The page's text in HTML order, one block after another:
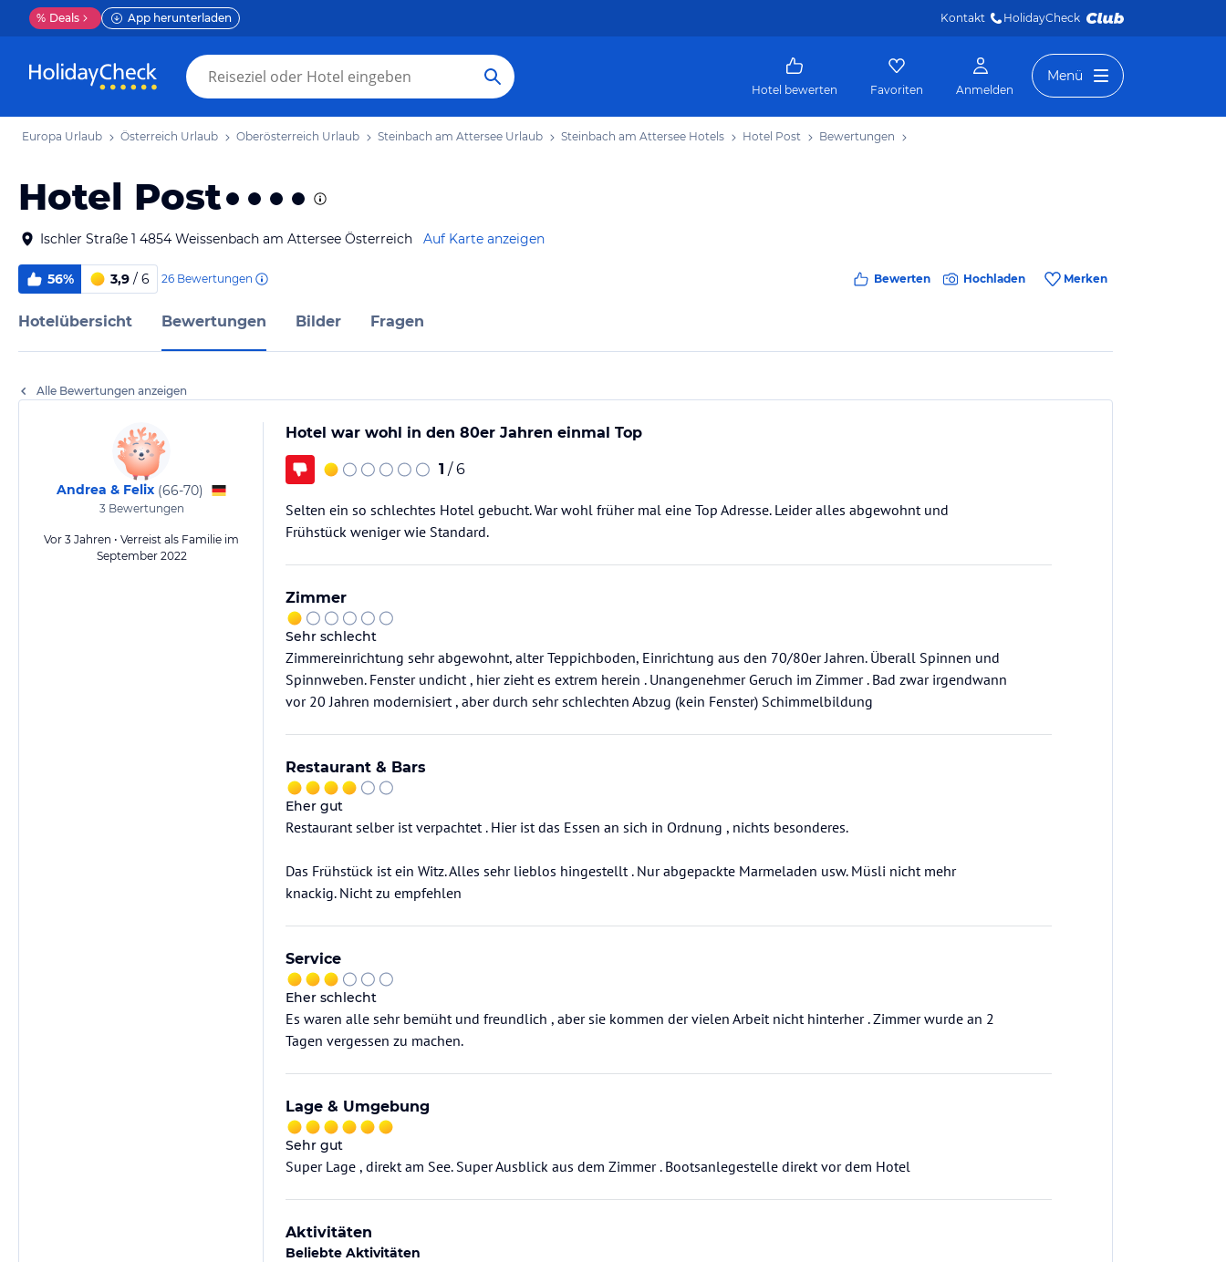
% Deals App herunterladen Kontakt HolidayCheck
Hotel bewerten Favoriten Anmelden
Menü
Europa Urlaub Österreich Urlaub Oberösterreich Urlaub Steinbach am Attersee Urlaub Steinbach am Attersee Hotels Hotel Post Bewertungen
Hotel Post
Ischler Straße 1 4854 Weissenbach am Attersee Österreich Auf Karte anzeigen
56% 3,9 / 6 26 Bewertungen Bewerten Hochladen Merken
Hotelübersicht Bewertungen Bilder Fragen
Alle Bewertungen anzeigen
Andrea & Felix (66-70)
3Bewertungen
Vor 3 Jahren • Verreist als Familie im
September 2022
Hotel war wohl in den 80er Jahren einmal Top
1 / 6
Selten ein so schlechtes Hotel gebucht. War wohl früher mal eine Top Adresse. Leider alles abgewohnt und
Frühstück weniger wie Standard.
Zimmer
Sehr schlecht
Zimmereinrichtung sehr abgewohnt, alter Teppichboden, Einrichtung aus den 70/80er Jahren. Überall Spinnen und
Spinnweben. Fenster undicht , hier zieht es extrem herein . Unangenehmer Geruch im Zimmer . Bad zwar irgendwann
vor 20 Jahren modernisiert , aber durch sehr schlechten Abzug (kein Fenster) Schimmelbildung
Restaurant & Bars
Eher gut
Restaurant selber ist verpachtet . Hier ist das Essen an sich in Ordnung , nichts besonderes.
Das Frühstück ist ein Witz. Alles sehr lieblos hingestellt . Nur abgepackte Marmeladen usw. Müsli nicht mehr
knackig. Nicht zu empfehlen
Service
Eher schlecht
Es waren alle sehr bemüht und freundlich , aber sie kommen der vielen Arbeit nicht hinterher . Zimmer wurde an 2
Tagen vergessen zu machen.
Lage & Umgebung
Sehr gut
Super Lage , direkt am See. Super Ausblick aus dem Zimmer . Bootsanlegestelle direkt vor dem Hotel
Aktivitäten
Beliebte Aktivitäten